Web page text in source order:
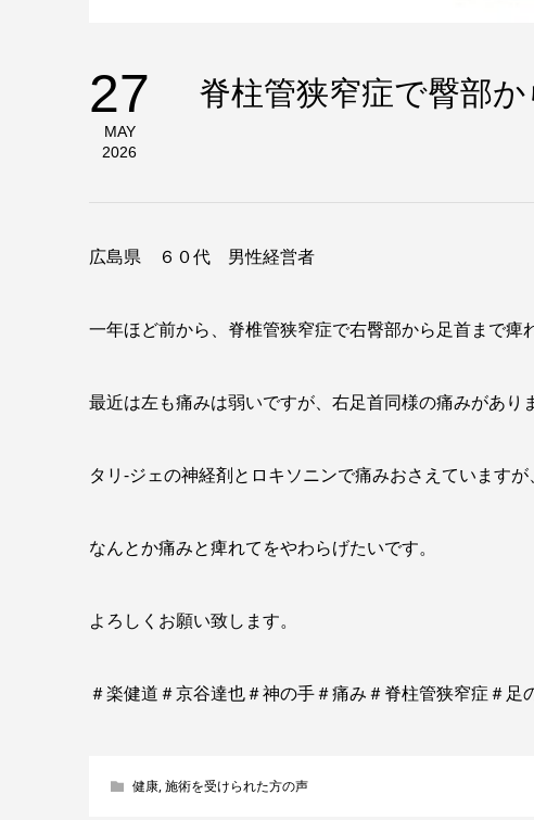
27
MAY
2026
脊柱管狭窄症で臀部
広島県 ６０代 男性経営者
一年ほど前から、脊椎管狭窄症で右臀部から足首まで痺
最近は左も痛みは弱いですが、右足首同様の痛みがありま
タリ-ジェの神経剤とロキソニンで痛みおさえていますが
なんとか痛みと痺れてをやわらげたいです。
よろしくお願い致します。
＃楽健道＃京谷達也＃神の手＃痛み＃脊柱管狭窄症＃
健康,施術を受けられた方の声